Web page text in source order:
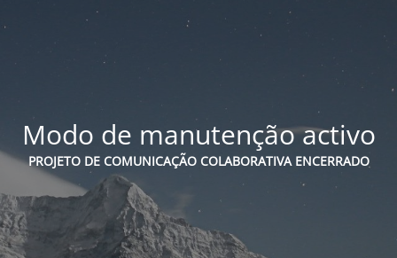
Modo de manutenção activo
PROJETO DE COMUNICAÇÃO COLABORATIVA ENCERRADO